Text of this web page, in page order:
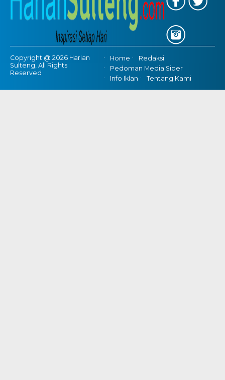
Copyright @ 2026 Harian
Sulteng, All Rights
Reserved
Home
Redaksi
Pedoman Media Siber
Info Iklan
Tentang Kami